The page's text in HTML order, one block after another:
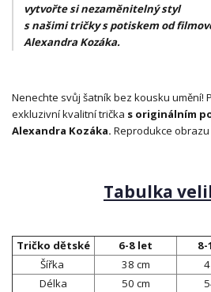
vytvořte si nezaměnitelný styl
s našimi tričky s potiskem od
Alexandra Kozáka.
Nenechte svůj šatník bez kousku umění!
exkluzivní kvalitní trička s originálním
Alexandra Kozáka. Reprodukce obrazu
Tabulka
Tričko dětské 6-8 let 8-
Šířka
38 cm
Délka
50 cm